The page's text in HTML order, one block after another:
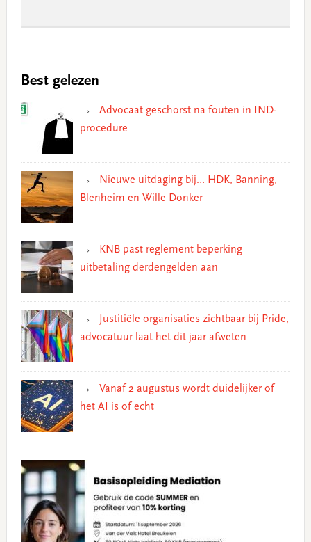
Best gelezen
Advocaat geschorst na fouten in IND-
procedure
Nieuwe uitdaging bij… HDK, Banning,
Blenheim en Wille Donker
KNB past reglement beperking
uitbetaling derdengelden aan
Justitiële organisaties zichtbaar bij Pride,
advocatuur laat het dit jaar afweten
Vanaf 2 augustus wordt duidelijker of
het AI is of echt